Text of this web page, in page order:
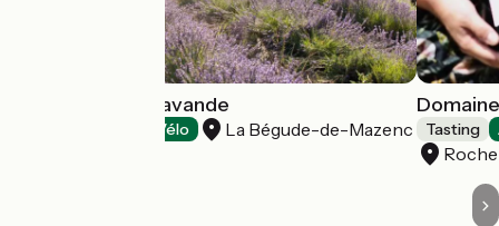
L'Essentiel de Lavande
Accueil Vélo La Bégude-de-Mazenc Tasting